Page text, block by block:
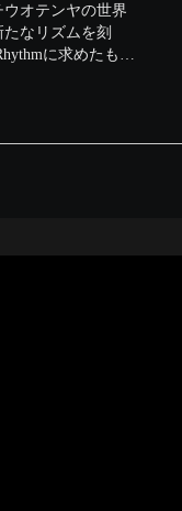
磯フカセロッドの
その進化を、ぜ
ウオテンヤの世界
たなリズムを刻
に求めたもの
れ時のフラッシ
って釣った１匹を